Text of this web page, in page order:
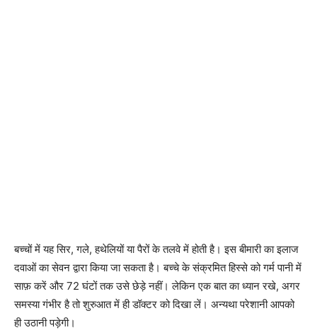
बच्चों में यह सिर, गले, हथेलियों या पैरों के तलवे में होती है। इस बीमारी का इलाज
दवाओं का सेवन द्वारा किया जा सकता है। बच्चे के संक्रमित हिस्से को गर्म पानी में
साफ़ करें और 72 घंटों तक उसे छेड़े नहीं। लेकिन एक बात का ध्यान रखे, अगर
समस्या गंभीर है तो शुरुआत में ही डॉक्टर को दिखा लें। अन्यथा परेशानी आपको
ही उठानी पड़ेगी।